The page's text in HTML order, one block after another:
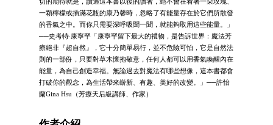
一顆檸檬或插滿花瓶的康乃馨時，忽略了有能量存在於它們所散發
的香氣之中。而你只需要深呼吸聞一聞，就能夠取用這些能量。」
──史考特‧康寧罕「康寧罕留下最大的禮物，是告訴世界：魔法芳
療絕非『超自然』，它十分簡單易行，並不危險可怕，它是自然法
則的一部份，只要對草木懷抱敬意，任何人都可以用香氣喚醒內在
能量，為自己創造幸福。無論過去對魔法有哪些想像，這本書都會
打破你的觀念，為生活帶來嶄新、有趣、美好的改變。」──許怡
蘭Gina Hsu（芳療天后級講師、作家）